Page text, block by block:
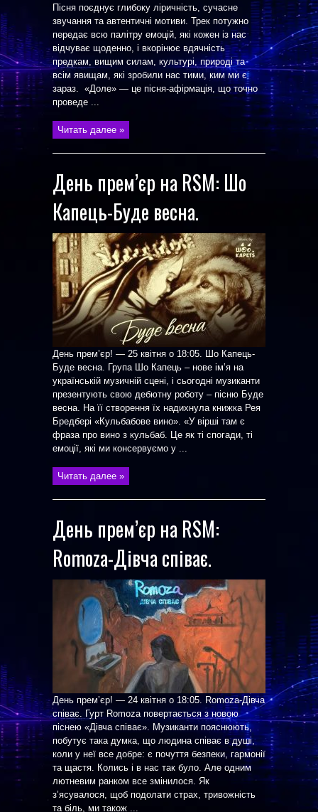
Пісня поєднує глибоку ліричність, сучасне
звучання та автентичні мотиви. Трек потужно
передає всю палітру емоцій, які кожен із нас
відчуває щоденно, і вкорінює вдячність
предкам, вищим силам, культурі, природі та
всім явищам, які зробили нас тими, ким ми є
зараз. «Доле» — це пісня-афірмація, що точно
проведе ...
Читать далее »
День прем’єр на RSM: Шо
Капець-Буде весна.
День прем’єр! — 25 квітня о 18:05. Шо Капець-
Буде весна. Група Шо Капець – нове ім’я на
українській музичній сцені, і сьогодні музиканти
презентують свою дебютну роботу – пісню Буде
весна. На її створення їх надихнула книжка Рея
Бредбері «Кульбабове вино». «У вірші там є
фраза про вино з кульбаб. Це як ті спогади, ті
емоції, які ми консервуємо у ...
Читать далее »
День прем’єр на RSM:
Romoza-Дівча співає.
День прем’єр! — 24 квітня о 18:05. Romoza-Дівча
співає. Гурт Romoza повертається з новою
піснею «Дівча співає». Музиканти пояснюють,
побутує така думка, що людина співає в душі,
коли у неї все добре: є почуття безпеки, гармонії
та щастя. Колись і в нас так було. Але одним
лютневим ранком все змінилося. Як
з’ясувалося, щоб подолати страх, тривожність
та біль, ми також ...